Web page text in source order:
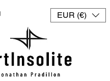
EUR (€)